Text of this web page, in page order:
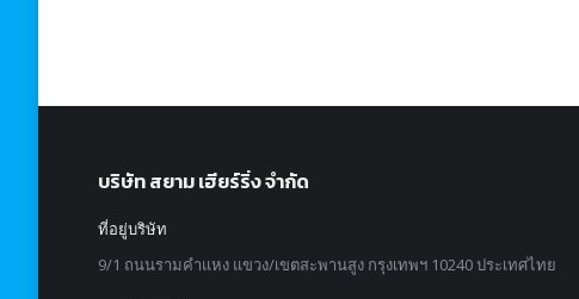
บริษัท สยาม เฮียร์ริ่ง จำกัด
ที่อยู่บริษัท
9/1 ถนนรามคำแหง แขวง/เขตสะพานสูง กรุงเทพฯ 10240 ประเทศไทย